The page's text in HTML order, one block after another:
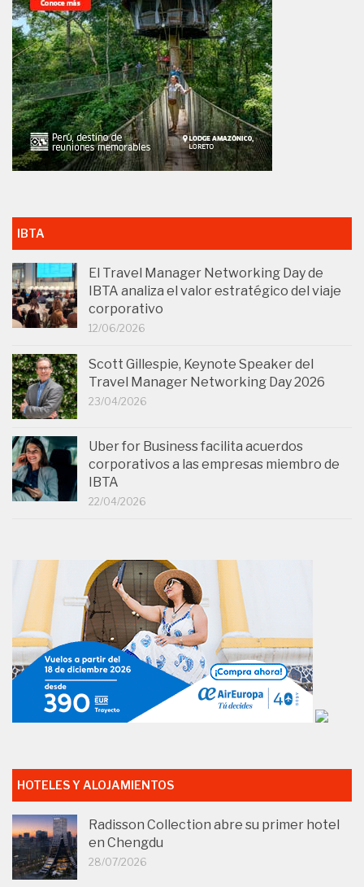
IBTA
El Travel Manager Networking Day de
IBTA analiza el valor estratégico del viaje
corporativo
12/06/2026
Scott Gillespie, Keynote Speaker del
Travel Manager Networking Day 2026
23/04/2026
Uber for Business facilita acuerdos
corporativos a las empresas miembro de
IBTA
22/04/2026
HOTELES Y ALOJAMIENTOS
Radisson Collection abre su primer hotel
en Chengdu
28/07/2026